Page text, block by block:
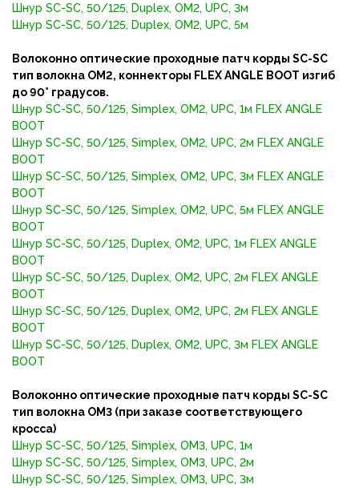
Шнур SC-SC, 50/125, Duplex, OM2, UPC, 3м
Шнур SC-SC, 50/125, Duplex, OM2, UPC, 5м
Волоконно оптические проходные патч корды SC-SC
тип волокна OM2, коннекторы FLEX ANGLE BOOT изгиб
до 90° градусов.
Шнур SC-SC, 50/125, Simplex, OM2, UPC, 1м FLEX ANGLE
BOOT
Шнур SC-SC, 50/125, Simplex, OM2, UPC, 2м FLEX ANGLE
BOOT
Шнур SC-SC, 50/125, Simplex, OM2, UPC, 3м FLEX ANGLE
BOOT
Шнур SC-SC, 50/125, Simplex, OM2, UPC, 5м FLEX ANGLE
BOOT
Шнур SC-SC, 50/125, Duplex, OM2, UPC, 1м FLEX ANGLE
BOOT
Шнур SC-SC, 50/125, Duplex, OM2, UPC, 2м FLEX ANGLE
BOOT
Шнур SC-SC, 50/125, Duplex, OM2, UPC, 2м FLEX ANGLE
BOOT
Шнур SC-SC, 50/125, Duplex, OM2, UPC, 3м FLEX ANGLE
BOOT
Волоконно оптические проходные патч корды SC-SC
тип волокна OM3 (при заказе соответствующего
кросса)
Шнур SC-SC, 50/125, Simplex, OM3, UPC, 1м
Шнур SC-SC, 50/125, Simplex, OM3, UPC, 2м
Шнур SC-SC, 50/125, Simplex, OM3, UPC, 3м